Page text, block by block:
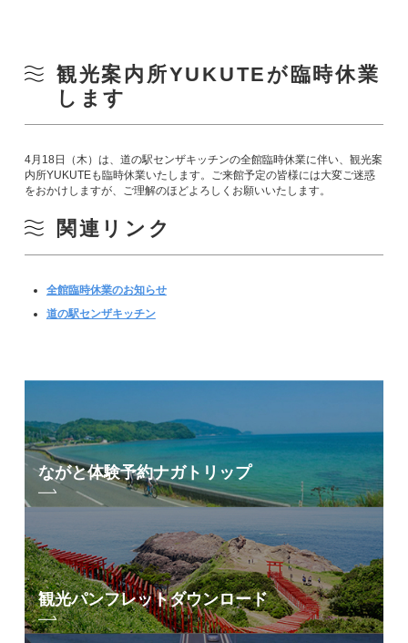
観光案内所YUKUTEが臨時休業
します
4月18日（木）は、道の駅センザキッチンの全館臨時休業に伴い、観光案
内所YUKUTEも臨時休業いたします。ご来館予定の皆様には大変ご迷惑
をおかけしますが、ご理解のほどよろしくお願いいたします。
関連リンク
全館臨時休業のお知らせ
道の駅センザキッチン
ながと体験予約ナガトリップ
観光パンフレットダウンロード